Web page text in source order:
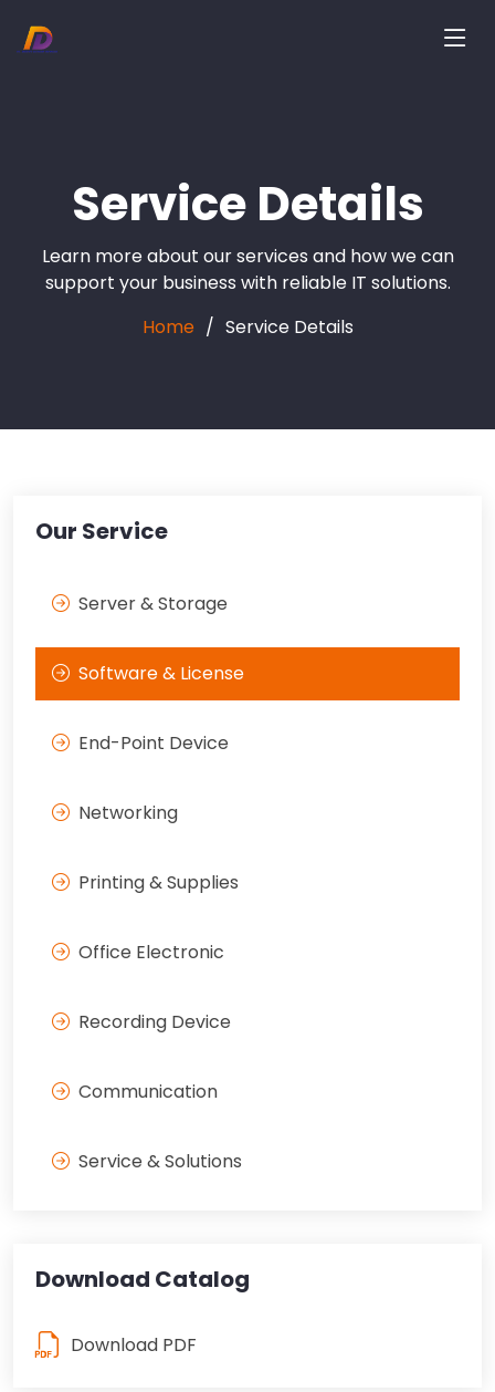
Service Details
Learn more about our services and how we can
support your business with reliable IT solutions.
Home
Service Details
Our Service
Server & Storage
Software & License
End-Point Device
Networking
Printing & Supplies
Office Electronic
Recording Device
Communication
Service & Solutions
Download Catalog
Download PDF